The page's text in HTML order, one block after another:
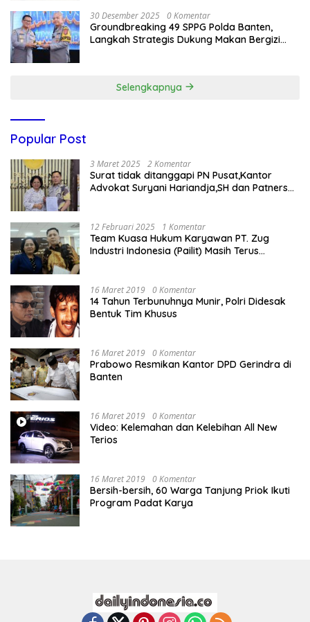
30 Desember 2025 0 Komentar
Groundbreaking 49 SPPG Polda Banten,
Langkah Strategis Dukung Makan Bergizi
Selengkapnya
Popular Post
3 Maret 2025 2 Komentar
Surat tidak ditanggapi PN Pusat,Kantor
Advokat Suryani Hariandja,SH dan Patners
12 Februari 2025 1 Komentar
Team Kuasa Hukum Karyawan PT. Zug
Industri Indonesia (Pailit) Masih Terus
16 Maret 2019 0 Komentar
14 Tahun Terbunuhnya Munir, Polri Didesak
Bentuk Tim Khusus
16 Maret 2019 0 Komentar
Prabowo Resmikan Kantor DPD Gerindra di
Banten
16 Maret 2019 0 Komentar
Video: Kelemahan dan Kelebihan All New
Terios
16 Maret 2019 0 Komentar
Bersih-bersih, 60 Warga Tanjung Priok Ikuti
Program Padat Karya